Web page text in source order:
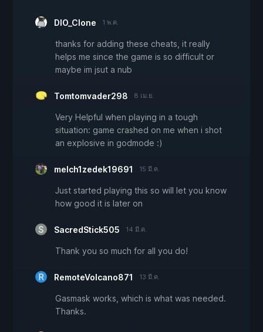
DIO_Clone 1 พ.ค.
thanks for adding these cheats, it really
helps me since the game is so difficult or
maybe im jsut a nub
Tomtomvader298 8 เม.ย.
Very Helpful when playing in a tough
situation: game crashed on me when i shot
an explosive in godmode :)
melch1zedek19691 15 มี.ค.
Just started playing this so will let you know
how good it is later on
SacredStick505 14 มี.ค.
Thank you so much for all you do!
RemoteVolcano871 13 มี.ค.
Gasmask works, which is what was needed.
Thanks.